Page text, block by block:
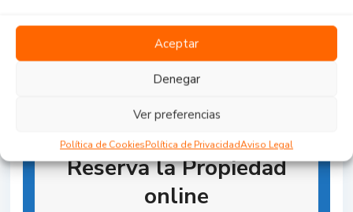
Aceptar
Denegar
Ver preferencias
Política de CookiesPolítica de PrivacidadAviso Legal
Reserva la Propiedad
online